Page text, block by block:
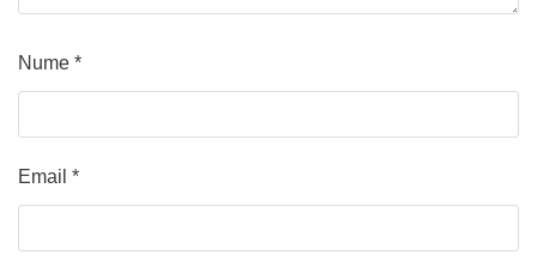
Nume *
Email *